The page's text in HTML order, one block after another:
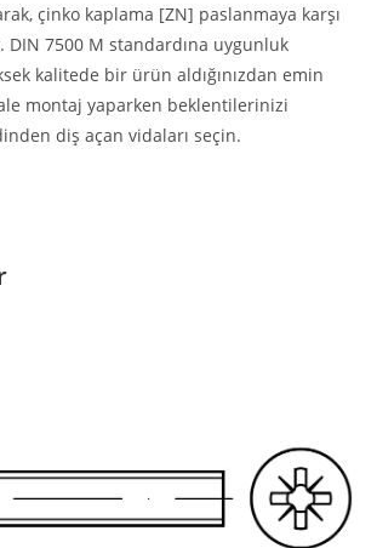
çinko kaplama [ZN] paslanmaya karşı
DIN 7500 M standardına uygunluk
kalitede bir ürün aldığınızdan emin
montaj yaparken beklentilerinizi
diş açan vidaları seçin.